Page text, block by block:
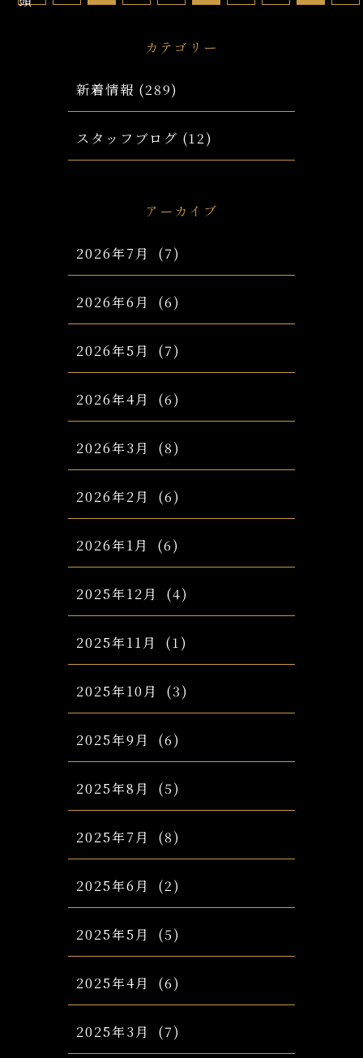
カテゴリー
新着情報 (289)
スタッフブログ (12)
アーカイブ
2026年7月 (7)
2026年6月 (6)
2026年5月 (7)
2026年4月 (6)
2026年3月 (8)
2026年2月 (6)
2026年1月 (6)
2025年12月 (4)
2025年11月 (1)
2025年10月 (3)
2025年9月 (6)
2025年8月 (5)
2025年7月 (8)
2025年6月 (2)
2025年5月 (5)
2025年4月 (6)
2025年3月 (7)